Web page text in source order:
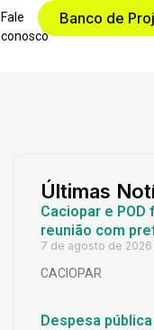
Fale
conosco
Banco de
Últimas
Caciopar e
reunião com
7 de agosto de 2026
CACIOPAR
Despesa